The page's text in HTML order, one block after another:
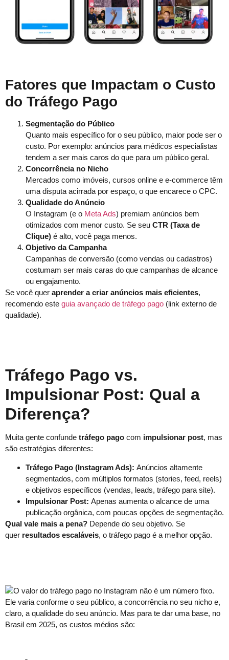
Fatores que Impactam o Custo
do Tráfego Pago
Segmentação do Público
Quanto mais específico for o seu público, maior pode ser o
custo. Por exemplo: anúncios para médicos especialistas
tendem a ser mais caros do que para um público geral.
Concorrência no Nicho
Mercados como imóveis, cursos online e e-commerce têm
uma disputa acirrada por espaço, o que encarece o CPC.
Qualidade do Anúncio
O Instagram (e o Meta Ads) premiam anúncios bem
otimizados com menor custo. Se seu CTR (Taxa de
Clique) é alto, você paga menos.
Objetivo da Campanha
Campanhas de conversão (como vendas ou cadastros)
costumam ser mais caras do que campanhas de alcance
ou engajamento.
Se você quer aprender a criar anúncios mais eficientes,
recomendo este guia avançado de tráfego pago (link externo de
qualidade).
Tráfego Pago vs.
Impulsionar Post: Qual a
Diferença?
Muita gente confunde tráfego pago com impulsionar post, mas
são estratégias diferentes:
Tráfego Pago (Instagram Ads): Anúncios altamente
segmentados, com múltiplos formatos (stories, feed, reels)
e objetivos específicos (vendas, leads, tráfego para site).
Impulsionar Post: Apenas aumenta o alcance de uma
publicação orgânica, com poucas opções de segmentação.
Qual vale mais a pena? Depende do seu objetivo. Se
quer resultados escaláveis, o tráfego pago é a melhor opção.